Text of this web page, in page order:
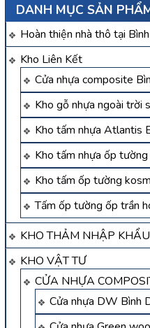
DANH MỤC SẢN
Hoàn thiện nhà thô tại
Kho Liên Kết
Cửa nhựa composite
Kho gỗ nhựa ngoài trời
Kho tấm nhựa Atlantis
Kho tấm nhựa ốp
Kho tấm ốp tường
Tấm ốp tường ốp trần
KHO THẢM NHẬP KHẨU
KHO VẬT TƯ
CỬA NHỰA
Cửa nhựa DW Bình